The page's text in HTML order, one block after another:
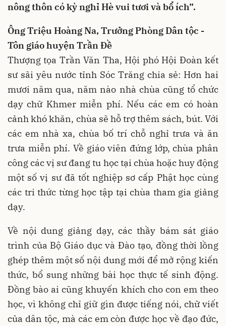
nông thôn có kỳ nghỉ Hè vui tươi và bổ ích”.
Ông Triệu Hoàng Na, Trưởng Phòng Dân tộc -
Tôn giáo huyện Trần Đề
Thượng tọa Trần Văn Tha, Hội phó Hội Đoàn kết
sư sãi yêu nước tỉnh Sóc Trăng chia sẻ: Hơn hai
mươi năm qua, năm nào nhà chùa cũng tổ chức
dạy chữ Khmer miễn phí. Nếu các em có hoàn
cảnh khó khăn, chùa sẽ hỗ trợ thêm sách, bút. Với
các em nhà xa, chùa bố trí chỗ nghỉ trưa và ăn
trưa miễn phí. Về giáo viên đứng lớp, chùa phân
công các vị sư đang tu học tại chùa hoặc huy động
một số vị sư đã tốt nghiệp sơ cấp Phật học cùng
các tri thức từng học tập tại chùa tham gia giảng
dạy.
Về nội dung giảng dạy, các thầy bám sát giáo
trình của Bộ Giáo dục và Đào tạo, đồng thời lồng
ghép thêm một số nội dung mới để mở rộng kiến
thức, bổ sung những bài học thực tế sinh động.
Đồng bào ai cũng khuyến khích cho con em theo
học, vì không chỉ giữ gìn được tiếng nói, chữ viết
của dân tộc, mà các em còn được học về đạo đức,